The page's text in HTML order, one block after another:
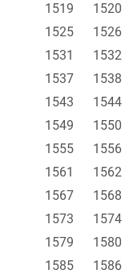
1519
1520
1525
1526
1531
1532
1537
1538
1543
1544
1549
1550
1555
1556
1561
1562
1567
1568
1573
1574
1579
1580
1585
1586